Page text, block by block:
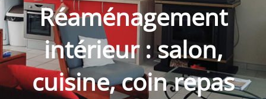
Réaménagement
intérieur : salon,
cuisine, coin repas